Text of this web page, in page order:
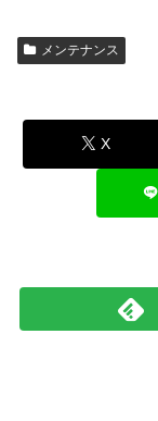
メンテナンス
X